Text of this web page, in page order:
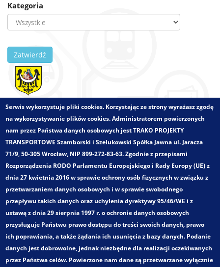
Kategoria
Zatwierdź
Województwo:
Wielkości - zakres:
Pełny tytuł:
„Wspieranie zarządzania na szczeblu europejskim oraz
przy realizacji działań regionalnych w ramach projektu
INTER-Regio-Rail: Usuwanie barier w regionalnym
kolejowym transporcie pasażerskim- projekt regionalny
JEDEN BILET- JEDNA TARYFA”
Kategoria:
Systemy taryfowo-biletowe
Zakres opracowania:
Tworzenie systemów transportu metropolitalnego i
aglomeracyjnego
Serwis wykorzystuje pliki cookies. Korzystając ze strony wyrażasz zgodę
na wykorzystywanie plików cookies. Administratorem powierzonych
nam przez Państwa danych osobowych jest TRAKO PROJEKTY
TRANSPORTOWE Szamborski i Szelukowski Spółka Jawna ul. Jaracza
71/9, 50-305 Wrocław, NIP 899-272-83-63. Zgodnie z przepisami
Rozporządzenia RODO Parlamentu Europejskiego i Rady Europy (UE) z
dnia 27 kwietnia 2016 w sprawie ochrony osób fizycznych w związku z
przetwarzaniem danych osobowych i w sprawie swobodnego
przepływu takich danych oraz uchylenia dyrektywy 95/46/WE i z
ustawą z dnia 29 sierpnia 1997 r. o ochronie danych osobowych
przysługuje Państwu prawo dostępu do treści swoich danych, prawo
ich poprawiania, a także żądania ich usunięcia z bazy danych. Podanie
danych jest dobrowolne, jednak niezbędne dla realizacji oczekiwanych
przez Państwa celów. Powierzone nam dane są przetwarzane wyłącznie